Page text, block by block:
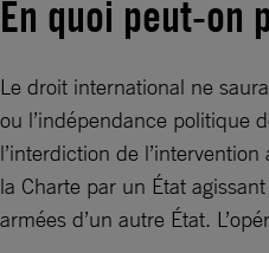
En quoi peut-on
Le droit international ne
ou l’indépendance politique
l’interdiction de
la Charte par un État
armées d’un autre État.